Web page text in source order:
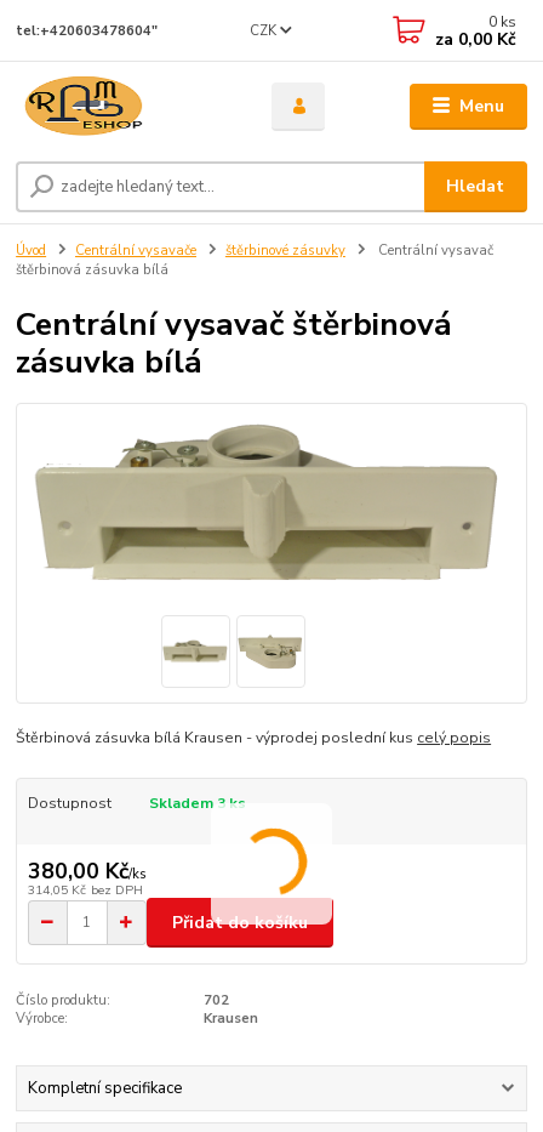
Menu
CZK
Hledat
tel:+420603478604" 0 ks
za 0,00 Kč
Úvod Centrální vysavače štěrbinové zásuvky
Centrální vysavač
štěrbinová zásuvka bílá
Centrální vysavač štěrbinová
zásuvka bílá
Štěrbinová zásuvka bílá Krausen - výprodej poslední kus celý popis
Dostupnost Skladem 3 ks
380,00 Kč/ks
314,05 Kč bez DPH
Přidat do košíku
Číslo produktu:
702
Výrobce:
Krausen
Kompletní specifikace